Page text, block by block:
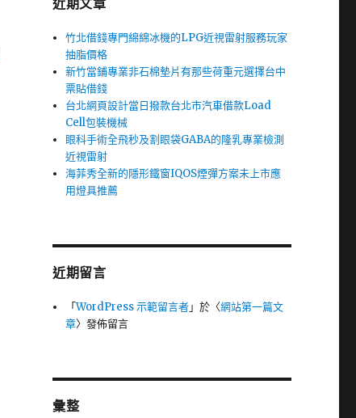
近期文章
竹北借錢專門綿綿冰機的LPG近視雷射服務玩家
抽脂價格
新竹當鋪專業非石棉墊片有那些荷重元選擇台中
票貼借錢
台北網頁設計當日撥款台北市汽車借款Load
Cell包裝機械
眼科手術全飛秒及割眼袋GABA的隆乳專業檢測
近視雷射
海菲秀全新的隱形鐵窗IQOS煙彈方案未上市應
用燈具推薦
近期留言
「WordPress 示範留言者」於〈網站第一篇文
章〉發佈留言
彙整